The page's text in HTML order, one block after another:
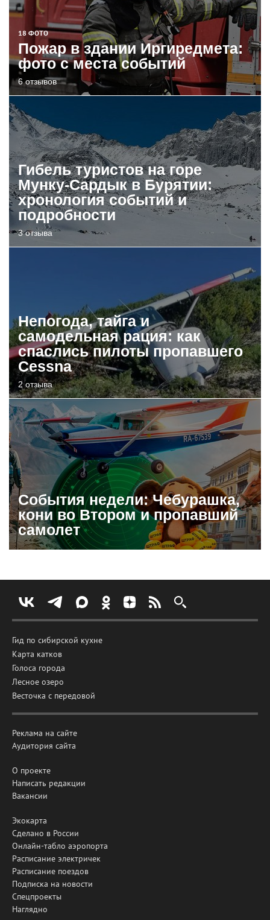
18 ФОТО
Пожар в здании Иргиредмета:
фото с места событий
6 отзывов
Гибель туристов на горе
Мунку-Сардык в Бурятии:
хронология событий и
подробности
3 отзыва
Непогода, тайга и
самодельная рация: как
спаслись пилоты пропавшего
Cessna
2 отзыва
События недели: Чебурашка,
кони во Втором и пропавший
самолет
Гид по сибирской кухне
Карта катков
Голоса города
Лесное озеро
Весточка с передовой
Реклама на сайте
Аудитория сайта
О проекте
Написать редакции
Вакансии
Экокарта
Сделано в России
Онлайн-табло аэропорта
Расписание электричек
Расписание поездов
Подписка на новости
Спецпроекты
Наглядно